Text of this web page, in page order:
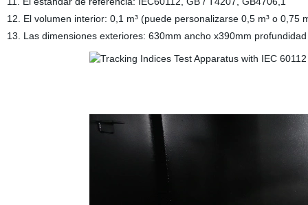
12. El volumen interior: 0,1 m³ (puede personalizarse 0,5 m³ o 0,75
13. Las dimensiones exteriores: 630mm ancho x390mm